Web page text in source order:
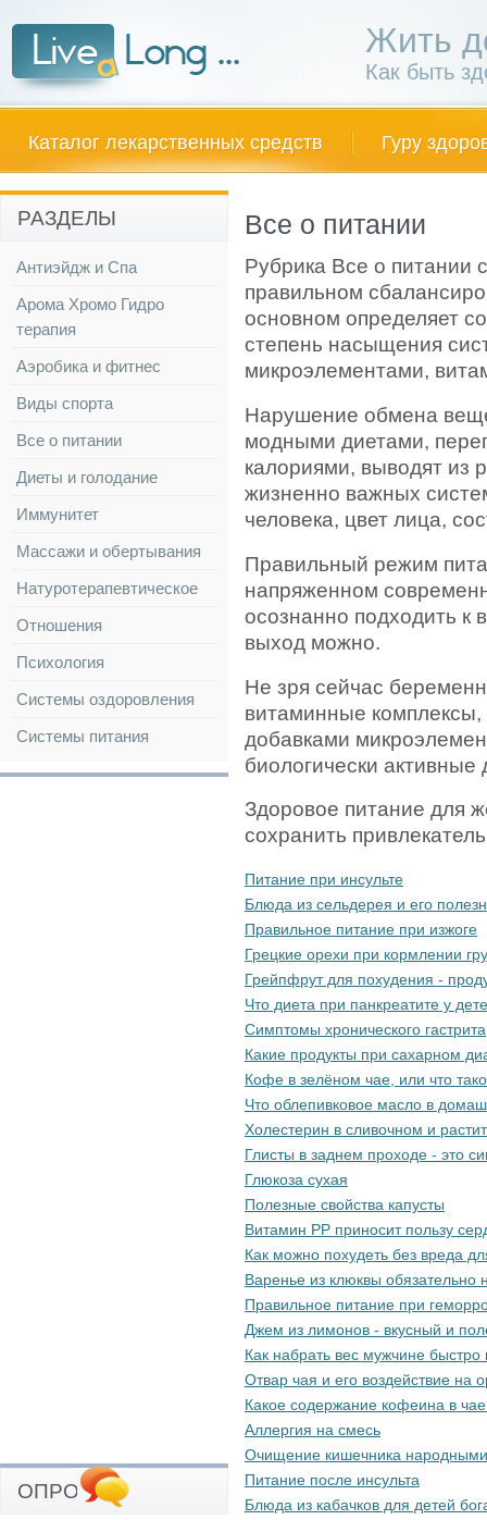
Жить
Как быть
Каталог лекарственных средств Гуру
Все о питании
Рубрика Все о питании
правильном
основном определяет
степень насыщения
микроэлементами,
Нарушение обмена
модными диетами,
калориями, выводят из
жизненно важных
человека, цвет лица,
Правильный режим
напряженном
осознанно подходить к
выход можно.
Не зря сейчас
витаминные комплексы,
добавками
биологически
Здоровое питание для
сохранить
Питание при инсульте
Блюда из сельдерея и его
Правильное питание при изжоге
Грецкие орехи при кормлении
Грейпфрут для похудения -
Что диета при панкреатите у
Симптомы хронического гастрита
Какие продукты при сахарном
Кофе в зелёном чае, или что
Что облепивковое масло в
Холестерин в сливочном и
Глисты в заднем проходе - это
Глюкоза сухая
Полезные свойства капусты
Витамин РР приносит пользу
Как можно похудеть без вреда
Варенье из клюквы обязательно
Правильное питание при
Джем из лимонов - вкусный и
Как набрать вес мужчине быстро
Отвар чая и его воздействие на
Какое содержание кофеина в
Аллергия на смесь
Очищение кишечника
Питание после инсульта
Блюда из кабачков для детей
РАЗДЕЛЫ
Антиэйдж и Спа
Арома Хромо Гидро
терапия
Аэробика и фитнес
Виды спорта
Все о питании
Диеты и голодание
Иммунитет
Массажи и обертывания
Натуротерапевтическое
Отношения
Психология
Системы оздоровления
Системы питания
ОПРОС